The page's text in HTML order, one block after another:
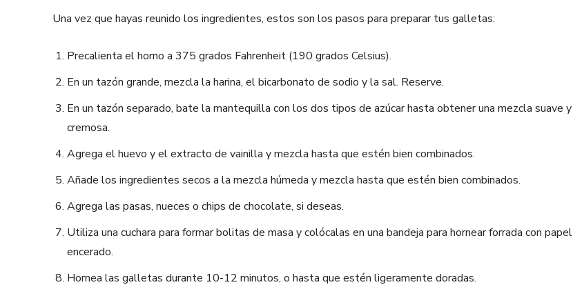
Una vez que hayas reunido los ingredientes, estos son los pasos para preparar tus galletas:
Precalienta el horno a 375 grados Fahrenheit (190 grados Celsius).
En un tazón grande, mezcla la harina, el bicarbonato de sodio y la sal. Reserve.
En un tazón separado, bate la mantequilla con los dos tipos de azúcar hasta obtener una mezcla suave y
cremosa.
Agrega el huevo y el extracto de vainilla y mezcla hasta que estén bien combinados.
Añade los ingredientes secos a la mezcla húmeda y mezcla hasta que estén bien combinados.
Agrega las pasas, nueces o chips de chocolate, si deseas.
Utiliza una cuchara para formar bolitas de masa y colócalas en una bandeja para hornear forrada con papel
encerado.
Hornea las galletas durante 10-12 minutos, o hasta que estén ligeramente doradas.